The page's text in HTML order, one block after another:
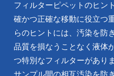
フィルターピペットのヒン
確かつ正確な移動に役立つ
らのヒントには、汚染を防
品質を損なうことなく液体
つ特別なフィルターがあり
サンプル間の相互汚染を防